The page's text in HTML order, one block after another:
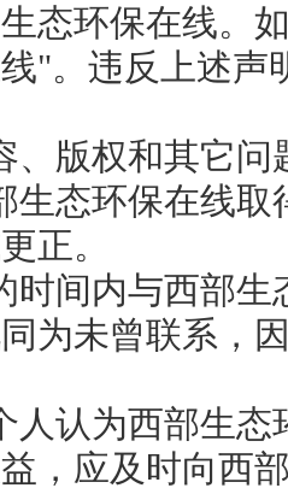
态环保在线。
"。违反上述声
、版权和其它
生态环保在线
正。
时间内与西部
为未曾联系，
人认为西部生
，应及时向西